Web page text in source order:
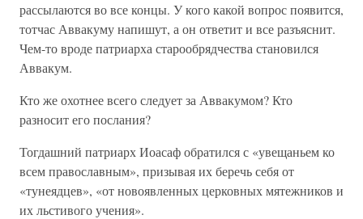
рассылаются во все концы. У кого какой вопрос появится,
тотчас Аввакуму напишут, а он ответит и все разъяснит.
Чем-то вроде патриарха старообрядчества становился
Аввакум.
Кто же охотнее всего следует за Аввакумом? Кто
разносит его послания?
Тогдашний патриарх Иоасаф обратился с «увещаньем ко
всем православным», призывая их беречь себя от
«тунеядцев», «от новоявленных церковных мятежников и
их льстивого учения».